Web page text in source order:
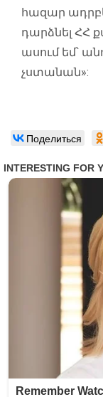
հազար
դարձնել ՀՀ
ասում եմ՝
չստանան»:
Поделиться